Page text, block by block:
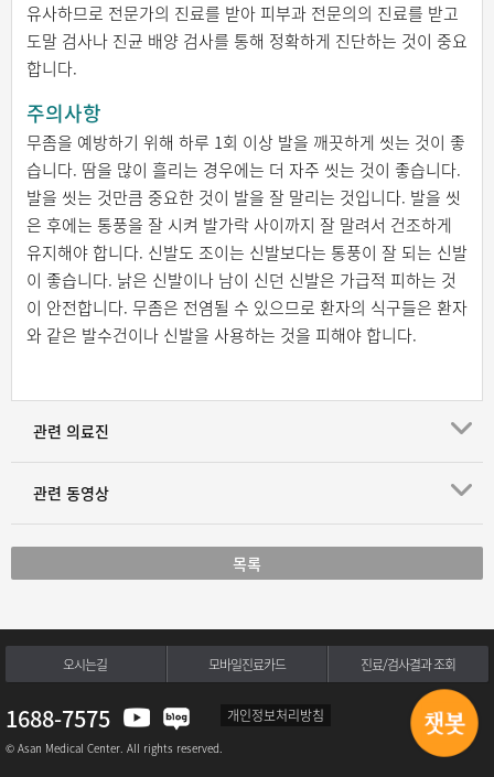
유사하므로 전문가의 진료를 받아 피부과 전문의의 진료를 받고
도말 검사나 진균 배양 검사를 통해 정확하게 진단하는 것이 중요
합니다.
주의사항
무좀을 예방하기 위해 하루 1회 이상 발을 깨끗하게 씻는 것이 좋
습니다. 땀을 많이 흘리는 경우에는 더 자주 씻는 것이 좋습니다.
발을 씻는 것만큼 중요한 것이 발을 잘 말리는 것입니다. 발을 씻
은 후에는 통풍을 잘 시켜 발가락 사이까지 잘 말려서 건조하게
유지해야 합니다. 신발도 조이는 신발보다는 통풍이 잘 되는 신발
이 좋습니다. 낡은 신발이나 남이 신던 신발은 가급적 피하는 것
이 안전합니다. 무좀은 전염될 수 있으므로 환자의 식구들은 환자
와 같은 발수건이나 신발을 사용하는 것을 피해야 합니다.
관련 의료진
관련 동영상
목록
오시는길 모바일진료카드 진료/검사결과 조회
1688-7575 개인정보처리방침
© Asan Medical Center. All rights reserved.